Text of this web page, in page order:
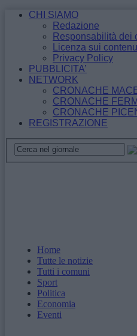
CHI SIAMO
Redazione
Responsabilità dei
Licenza sui
Privacy Policy
PUBBLICITA’
NETWORK
CRONACHE
CRONACHE
CRONACHE
REGISTRAZIONE
Home
Tutte le notizie
Tutti i comuni
Sport
Politica
Economia
Eventi